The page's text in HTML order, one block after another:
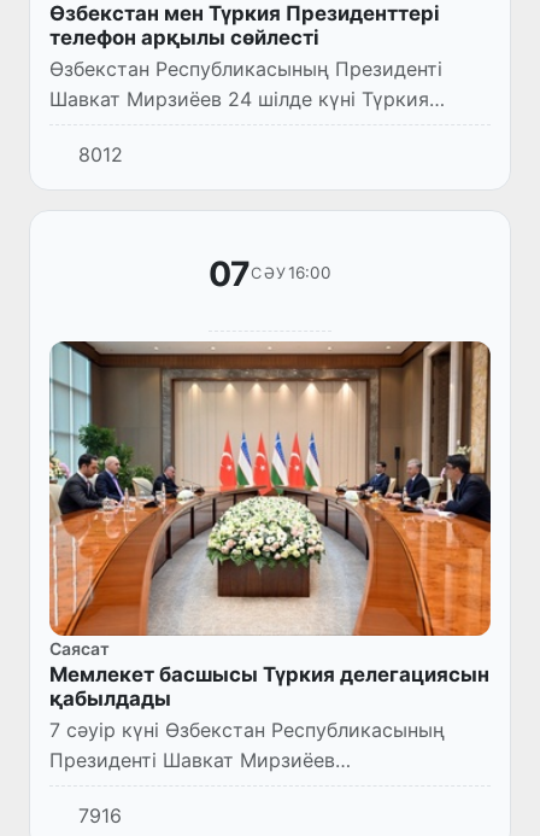
Өзбекстан мен Түркия Президенттері
телефон арқылы сөйлесті
Өзбекстан Республикасының Президенті
Шавкат Мирзиёев 24 шілде күні Түркия
Республикасының Президенті Режеп Тайып
Ердоғанмен телефон арқылы сөйлесті.
8012
07СӘУ16:00
Саясат
Мемлекет басшысы Түркия делегациясын
қабылдады
7 сәуір күні Өзбекстан Республикасының
Президенті Шавкат Мирзиёев
Парламентаралық одақтың 150-жылдығына
арналған Ассамблея аясында Түркия
7916